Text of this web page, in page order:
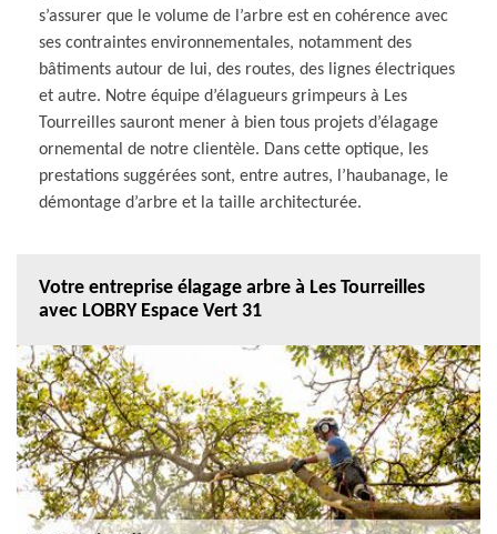
s’assurer que le volume de l’arbre est en cohérence avec
ses contraintes environnementales, notamment des
bâtiments autour de lui, des routes, des lignes électriques
et autre. Notre équipe d’élagueurs grimpeurs à Les
Tourreilles sauront mener à bien tous projets d’élagage
ornemental de notre clientèle. Dans cette optique, les
prestations suggérées sont, entre autres, l’haubanage, le
démontage d’arbre et la taille architecturée.
Votre entreprise élagage arbre à Les Tourreilles
avec LOBRY Espace Vert 31